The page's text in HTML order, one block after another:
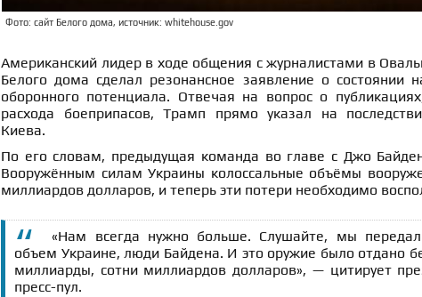
Фото: сайт Белого дома, источник: whitehouse.gov
Американский лидер в ходе общения с журналистами в
Белого дома сделал резонансное заявление о состоянии
оборонного потенциала. Отвечая на вопрос о
расхода боеприпасов, Трамп прямо указал на
Киева.
По его словам, предыдущая команда во главе с Джо
Вооружённым силам Украины колоссальные объёмы
миллиардов долларов, и теперь эти потери необходимо
«Нам всегда нужно больше. Слушайте, мы
объем Украине, люди Байдена. И это оружие было отдано
миллиарды, сотни миллиардов долларов», — цитирует
пресс-пул.